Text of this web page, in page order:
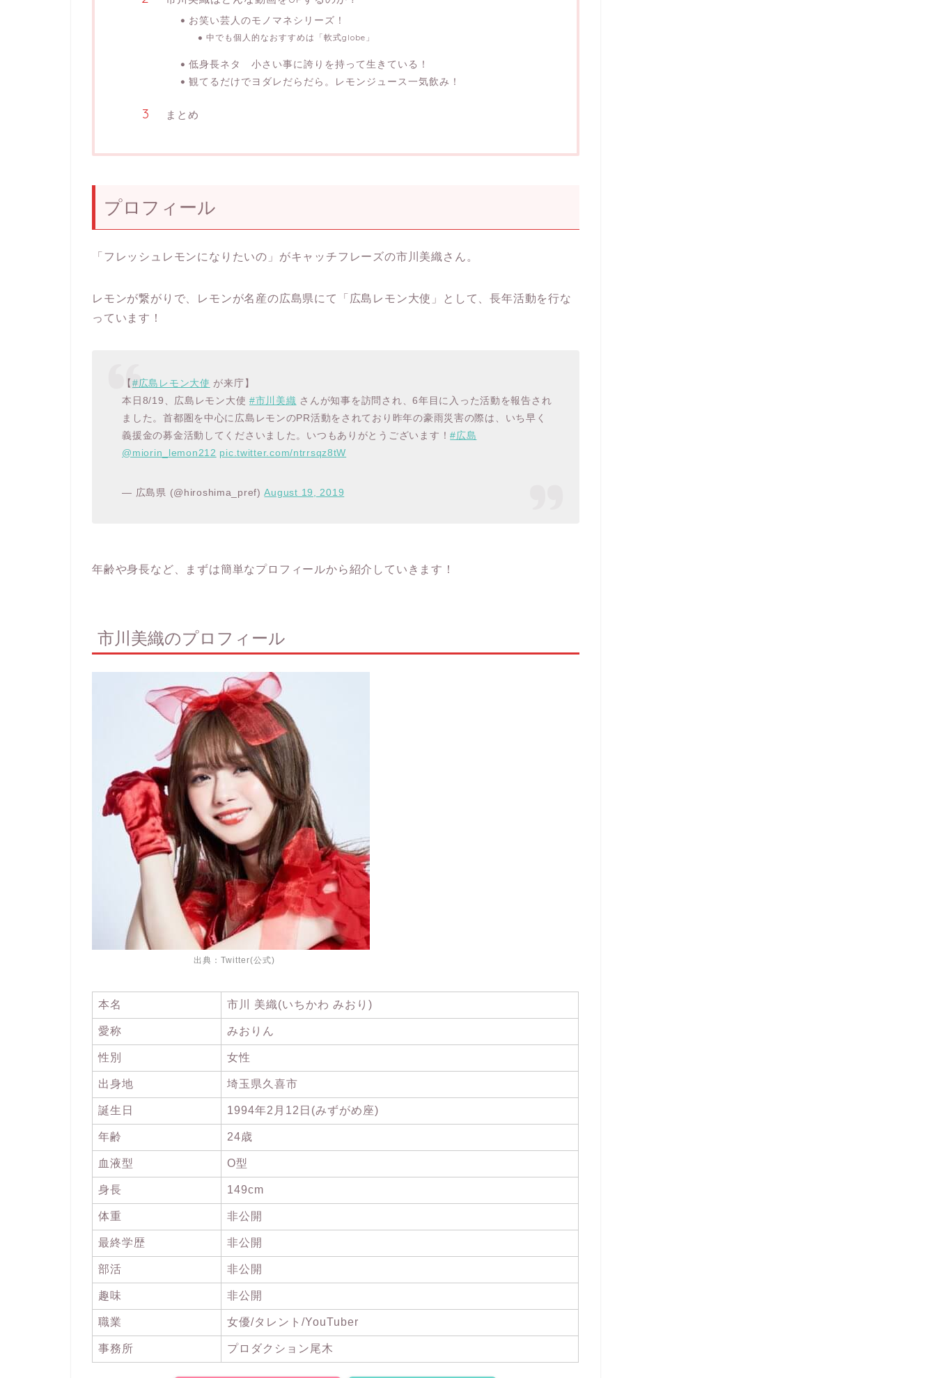
お笑い芸人のモノマネシリーズ！
中でも個人的なおすすめは「軟式globe」
低身長ネタ 小さい事に誇りを持って生きている！
観てるだけでヨダレだらだら。レモンジュース一気飲み！
まとめ
プロフィール
「フレッシュレモンになりたいの」がキャッチフレーズの市川美織さん。
レモンが繋がりで、レモンが名産の広島県にて「広島レモン大使」として、長年活動を行な
っています！
【#広島レモン大使 が来庁】
本日8/19、広島レモン大使 #市川美織 さんが知事を訪問され、6年目に入った活動を報告され
ました。首都圏を中心に広島レモンのPR活動をされており昨年の豪雨災害の際は、いち早く
義援金の募金活動してくださいました。いつもありがとうございます！#広島
@miorin_lemon212 pic.twitter.com/ntrrsqz8tW
— 広島県 (@hiroshima_pref)August 19, 2019
年齢や身長など、まずは簡単なプロフィールから紹介していきます！
市川美織のプロフィール
出典： Twitter(公式)
本名 市川 美織(いちかわ みおり)
愛称 みおりん
性別 女性
出身地 埼玉県久喜市
誕生日 1994年2月12日(みずがめ座)
年齢 24歳
血液型 O型
身長 149cm
体重 非公開
最終学歴 非公開
部活 非公開
趣味 非公開
職業 女優/タレント/YouTuber
事務所 プロダクション尾木